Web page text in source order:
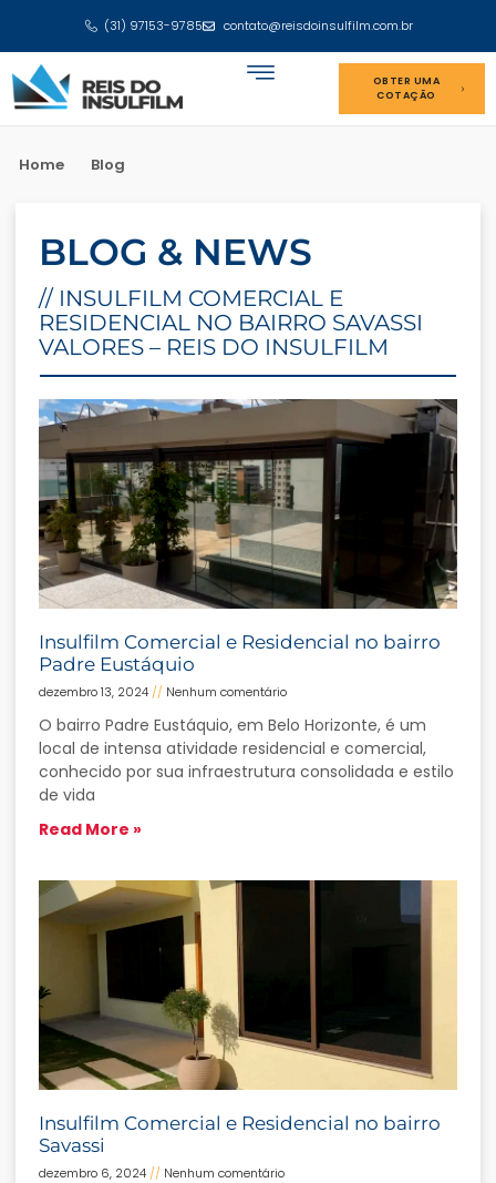
(31) 97153-9785 contato@reisdoinsulfilm.com.br
OBTER UMA
COTAÇÃO
Home Blog
BLOG & NEWS
// INSULFILM COMERCIAL E
RESIDENCIAL NO BAIRRO SAVASSI
VALORES – REIS DO INSULFILM
Insulfilm Comercial e Residencial no bairro
Padre Eustáquio
dezembro 13, 2024 Nenhum comentário
O bairro Padre Eustáquio, em Belo Horizonte, é um
local de intensa atividade residencial e comercial,
conhecido por sua infraestrutura consolidada e estilo
de vida
Read More »
Insulfilm Comercial e Residencial no bairro
Savassi
dezembro 6, 2024 Nenhum comentário